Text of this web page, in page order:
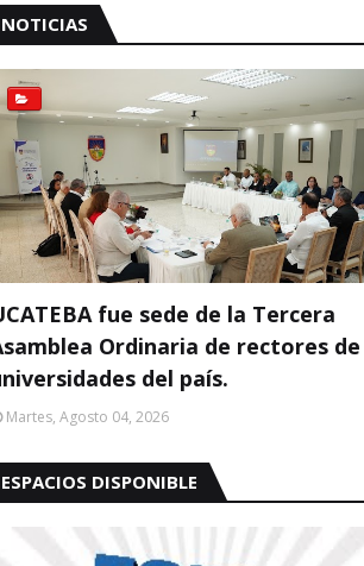
NOTICIAS
fue sede de la Tercera
Ordinaria de rectores de
del país.
Martes, Agosto 04, 2026
ESPACIOS DISPONIBLE